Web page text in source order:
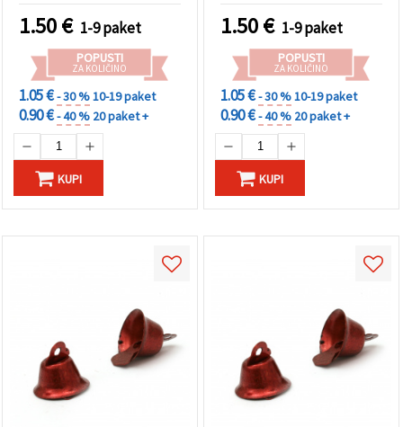
1.50€ 1-9 paket
POPUSTI
ZA KOLIČINO
1.05 €- 30 %10-19 paket
0.90 €- 40 % 20 paket +
KUPI
1.50€ 1-9 paket
POPUSTI
ZA KOLIČINO
1.05 €- 30 %10-19 paket
0.90 €- 40 % 20 paket +
KUPI